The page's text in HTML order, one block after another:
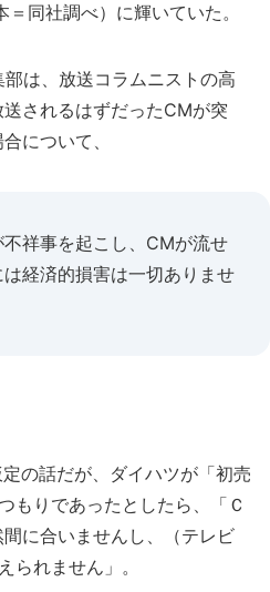
同社調べ）に輝いていた。
は、放送コラムニストの高
されるはずだったCMが突
について、
不祥事を起こし、CMが流せ
経済的損害は一切ありませ
の話だが、ダイハツが「初売
もりであったとしたら、「Ｃ
に合いませんし、（テレビ
られません」。